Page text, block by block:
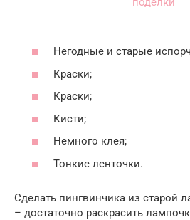
Негодные и старые
Краски;
Краски;
Кисти;
Немного клея;
Тонкие ленточки.
Сделать пингвинчика из старой
– достаточно раскрасить